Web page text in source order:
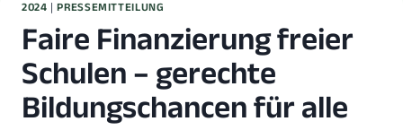
2024 |PRESSEMITTEILUNG
Faire Finanzierung freier
Schulen – gerechte
Bildungschancen für alle